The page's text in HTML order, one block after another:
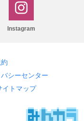
Instagram
シーセンター
イトマップ